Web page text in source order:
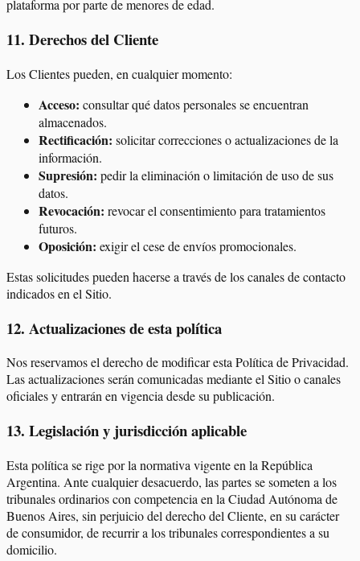
plataforma por parte de menores de edad.
11. Derechos del Cliente
Los Clientes pueden, en cualquier momento:
Acceso: consultar qué datos personales se encuentran
almacenados.
Rectificación: solicitar correcciones o actualizaciones de la
información.
Supresión: pedir la eliminación o limitación de uso de sus
datos.
Revocación: revocar el consentimiento para tratamientos
futuros.
Oposición: exigir el cese de envíos promocionales.
Estas solicitudes pueden hacerse a través de los canales de contacto
indicados en el Sitio.
12. Actualizaciones de esta política
Nos reservamos el derecho de modificar esta Política de Privacidad.
Las actualizaciones serán comunicadas mediante el Sitio o canales
oficiales y entrarán en vigencia desde su publicación.
13. Legislación y jurisdicción aplicable
Esta política se rige por la normativa vigente en la República
Argentina. Ante cualquier desacuerdo, las partes se someten a los
tribunales ordinarios con competencia en la Ciudad Autónoma de
Buenos Aires, sin perjuicio del derecho del Cliente, en su carácter
de consumidor, de recurrir a los tribunales correspondientes a su
domicilio.